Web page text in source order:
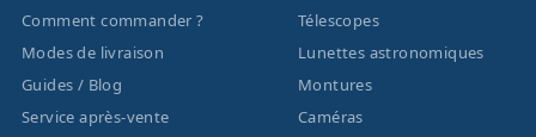
Comment commander ?
Modes de livraison
Guides / Blog
Service après-vente
Télescopes
Lunettes astronomiques
Montures
Caméras